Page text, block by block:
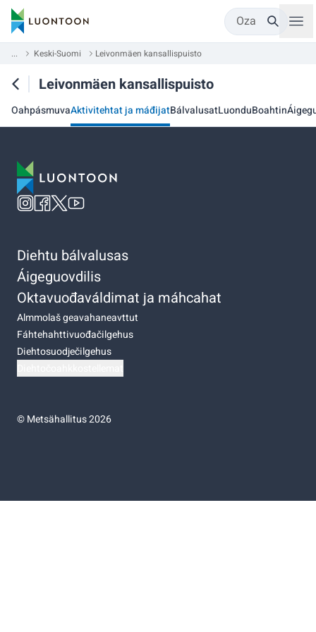
Oza
... Keski-Suomi Leivonmäen kansallispuisto
Leivonmäen kansallispuisto
OahpásmuvaAktivitehtat ja máđijatBálvalusatLuonduBoahtin
Diehtu bálvalusas
Áigeguovdilis
Oktavuođaváldimat ja máhcahat
Almmolaš geavahaneavttut
Fáhtehahttivuođačilgehus
Diehtosuodječilgehus
©Metsähallitus 2026